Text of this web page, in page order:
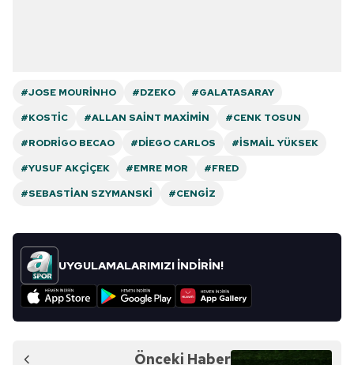
#JOSE MOURINHO #DZEKO
#GALATASARAY
#KOSTIC
#ALLAN SAINT MAXIMIN
#CENK TOSUN
#RODRIGO BECAO
#DIEGO CARLOS
#İSMAIL YÜKSEK
#YUSUF AKÇIÇEK
#EMRE MOR
#FRED
#SEBASTIAN SZYMANSKI
#CENGIZ
UYGULAMALARIMIZI İNDİRİN!
Önceki Haber